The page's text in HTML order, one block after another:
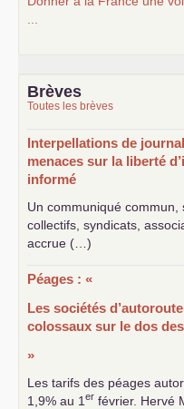
Brèves
Toutes les brèves
Interpellations de
menaces sur la liberté
informé
Un communiqué
collectifs, syndicats,
accrue (…)
Péages : «
Les sociétés
colossaux sur le dos
»
Les tarifs des péages
1,9% au 1 er février. Hervé